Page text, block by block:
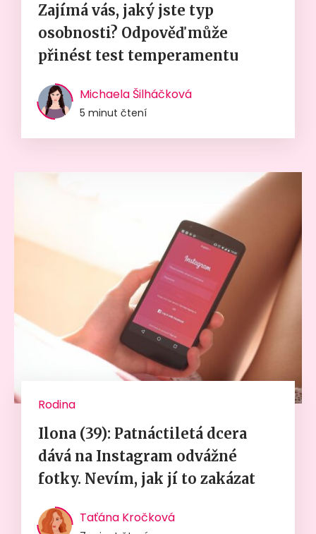
Zajímá vás, jaký jste typ
osobnosti? Odpověď může
přinést test temperamentu
Michaela Šilháčková
5 minut čtení
Rodina
Ilona (39): Patnáctiletá dcera
dává na Instagram odvážné
fotky. Nevím, jak jí to zakázat
Taťána Kročková